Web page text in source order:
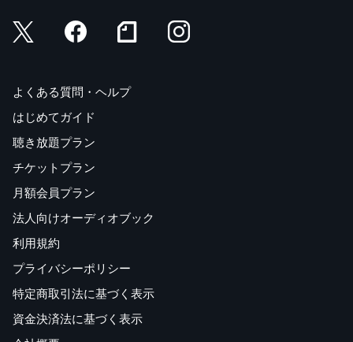
よくある質問・ヘルプ
はじめてガイド
聴き放題プラン
チケットプラン
月額会員プラン
法人向けオーディオブック
利用規約
プライバシーポリシー
特定商取引法に基づく表示
資金決済法に基づく表示